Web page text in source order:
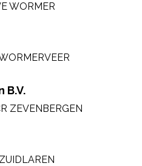
WORMER
B.V.
ZEVENBERGEN